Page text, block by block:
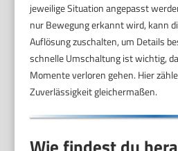
jeweilige Situation angepasst
nur Bewegung erkannt wird, kann
Auflösung zuschalten, um Details
schnelle Umschaltung ist wichtig,
Momente verloren gehen. Hier
Zuverlässigkeit gleichermaßen.